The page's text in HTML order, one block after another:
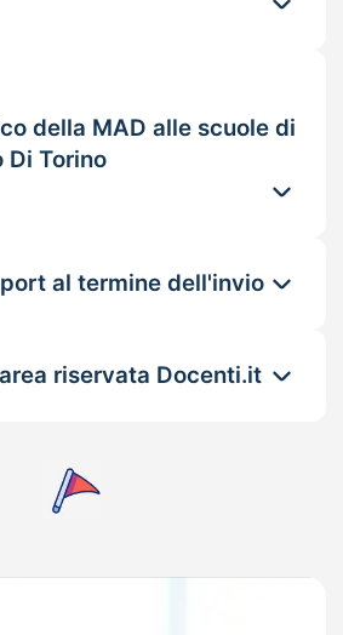
della MAD alle scuole di
Di Torino
al termine dell'invio
riservata Docenti.it